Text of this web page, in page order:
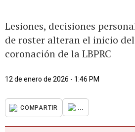
Lesiones, decisiones
de roster alteran el inicio
coronación de la LBPRC
12 de enero de 2026 - 1:46 PM
COMPARTIR ...